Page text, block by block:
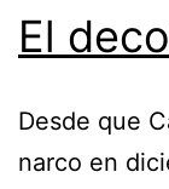
El
Desde que
narco en